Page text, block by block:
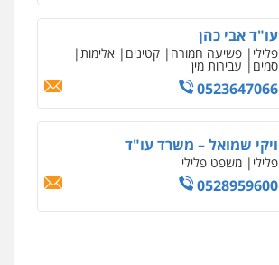
עו"ד אבי כהן
פלילי פשיעה חמורה קטינים אלימות
סמים עבירות מין
0523647066
ויקי שמואל – משרד עו"ד
פלילי משפט פלילי
0528959600
לעורכי דין
0504062539
עו"ד ד"ר אבי שקד
0544385337